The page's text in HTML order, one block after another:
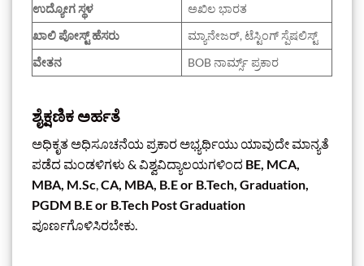
ಉದ್ಯೋಗ ಸ್ಥಳ
ಅಖಿಲ ಭಾರತ
ಖಾಲಿ ಪೋಸ್ಟ್ ಹೆಸರು
ಮ್ಯಾನೇಜರ್, ಟೆಸ್ಟಿಂಗ್ ಸ್ಪೆಷಲಿಸ್ಟ್
ವೇತನ
BOB ನಾರ್ಮ್ಸ್ ಪ್ರಕಾರ
ಶೈಕ್ಷಣಿಕ ಅರ್ಹತೆ
ಅಧಿಕೃತ ಅಧಿಸೂಚನೆಯ ಪ್ರಕಾರ ಅಭ್ಯರ್ಥಿಯು ಯಾವುದೇ ಮಾನ್ಯತೆ
ಪಡೆದ ಮಂಡಳಿಗಳು & ವಿಶ್ವವಿದ್ಯಾಲಯಗಳಿಂದ BE, MCA,
MBA, M.Sc,CA, MBA, B.E or B.Tech, Graduation,
PGDM B.E or B.Tech Post Graduation
ಪೂರ್ಣಗೊಳಿಸಿರಬೇಕು.